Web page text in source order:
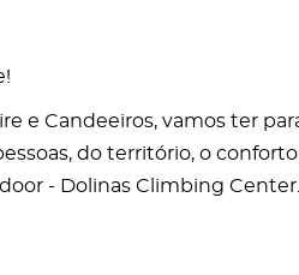
e Candeeiros, vamos ter
do território, o
- Dolinas Climbing Center.